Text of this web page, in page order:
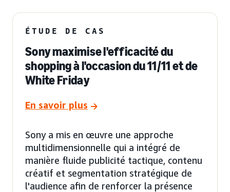
ÉTUDE DE CAS
Sony maximise l'efficacité du
shopping à l'occasion du 11/11 et de
White Friday
En savoir plus
Sony a mis en œuvre une approche
multidimensionnelle qui a intégré de
manière fluide publicité tactique, contenu
créatif et segmentation stratégique de
l'audience afin de renforcer la présence